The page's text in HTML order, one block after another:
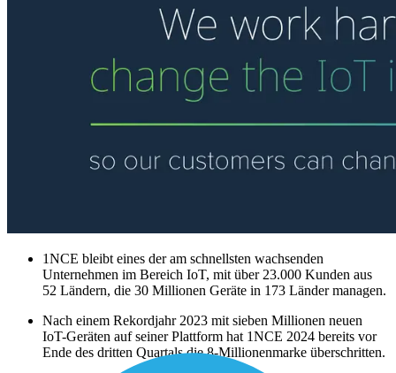
1NCE bleibt eines der am schnellsten wachsenden
Unternehmen im Bereich IoT, mit über 23.000 Kunden aus
52 Ländern, die 30 Millionen Geräte in 173 Länder managen.
Nach einem Rekordjahr 2023 mit sieben Millionen neuen
IoT-Geräten auf seiner Plattform hat 1NCE 2024 bereits vor
Ende des dritten Quartals die 8-Millionenmarke überschritten.